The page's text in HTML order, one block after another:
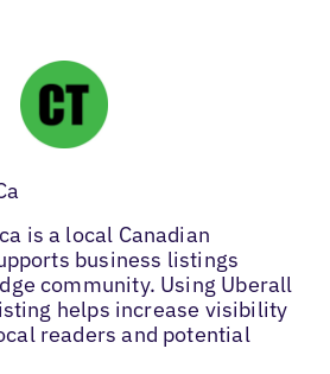
is a local Canadian
business listings
community. Using Uberall
helps increase visibility
readers and potential